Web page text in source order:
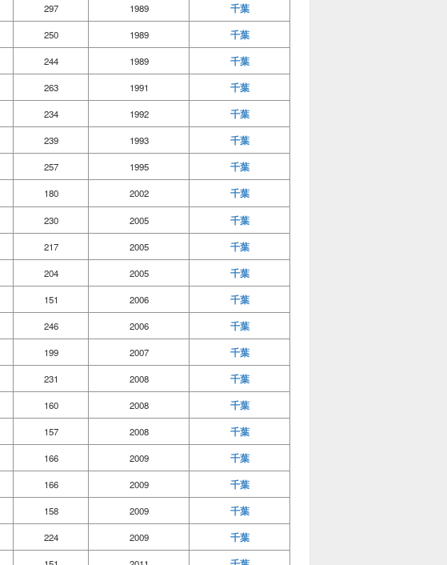
297 1989
千葉
250 1989
千葉
244 1989
千葉
263 1991
千葉
234 1992
千葉
239 1993
千葉
257 1995 千葉
180 2002
千葉
230 2005
千葉
217 2005
千葉
204 2005
千葉
151 2006
千葉
246 2006
千葉
199 2007
千葉
231 2008
千葉
160 2008
千葉
157 2008
千葉
166 2009
千葉
166 2009
千葉
158 2009
千葉
224 2009
千葉